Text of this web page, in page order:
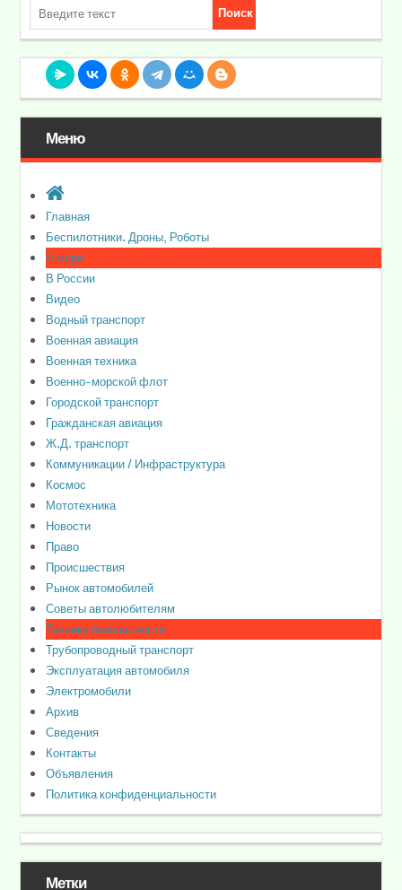
Меню
Главная
Беспилотники. Дроны, Роботы
В мире
В России
Видео
Водный транспорт
Военная авиация
Военная техника
Военно-морской флот
Городской транспорт
Гражданская авиация
Ж.Д. транспорт
Коммуникации / Инфраструктура
Космос
Мототехника
Новости
Право
Происшествия
Рынок автомобилей
Советы автолюбителям
Техника безопасности
Трубопроводный транспорт
Эксплуатация автомобиля
Электромобили
Архив
Сведения
Контакты
Объявления
Политика конфиденциальности
Метки